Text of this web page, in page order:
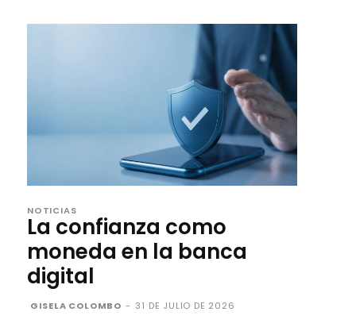
NOTICIAS
La confianza como
moneda en la banca
digital
GISELA COLOMBO - 31 DE JULIO DE 2026